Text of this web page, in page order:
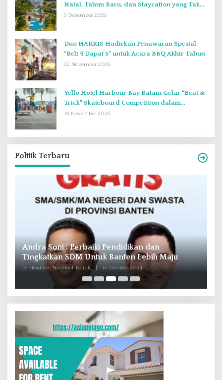
Natal, Tahun Baru, dan Staycation yang Tak
Terlupakan di Desember 2025
3 Desember 2025
Duo HARRIS Hadirkan Penawaran Spesial
“Beli 4 Dapat 5” untuk Acara BBQ Akhir Tahun
22 November 2025
Yello Hotel Harbour Bay Batam Gelar “Beat &
Trick” Skateboard Competition dalam
Perayaan Anniversary ke-2
18 November 2025
Politik Terbaru
Andra Soni : Perbaiki Pendidikan dan
Tingkatkan SDM Untuk Banten Lebih Maju
Di Headline, Nasional, Politik 16 Oktober 2024